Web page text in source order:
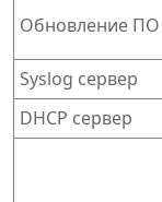
Обновление ПО
Syslog сервер
DHCP сервер